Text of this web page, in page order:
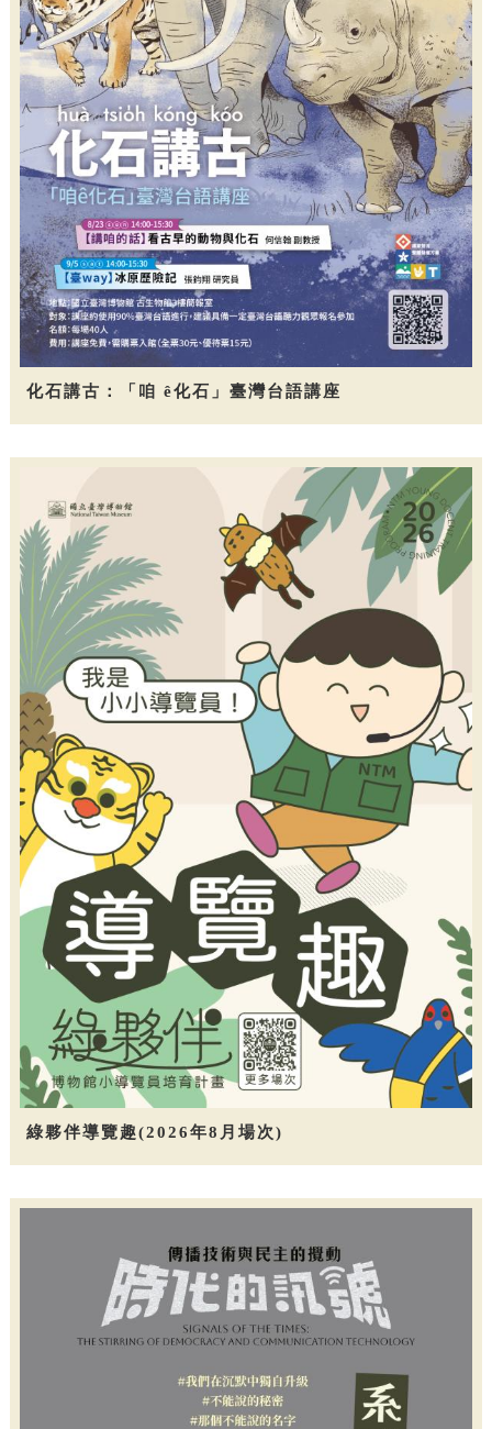
化石講古：「咱 ê化石」臺灣台語講座
綠夥伴導覽趣(2026年8月場次)